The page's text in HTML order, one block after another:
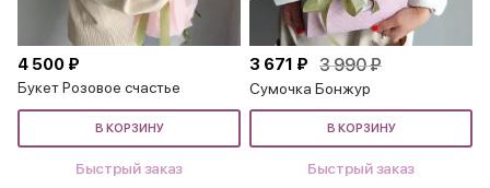
4 500 ₽
Букет Розовое счастье
В КОРЗИНУ
Быстрый заказ
3 671 ₽ 3 990 ₽
Сумочка Бонжур
В КОРЗИНУ
Быстрый заказ